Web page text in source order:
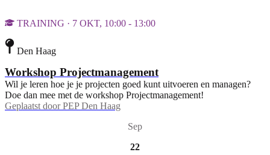
TRAINING · 7 OKT, 10:00 - 13:00
Den Haag
Workshop Projectmanagement
Wil je leren hoe je je projecten goed kunt uitvoeren en managen?
Doe dan mee met de workshop Projectmanagement!
Geplaatst door PEP Den Haag
Sep
22